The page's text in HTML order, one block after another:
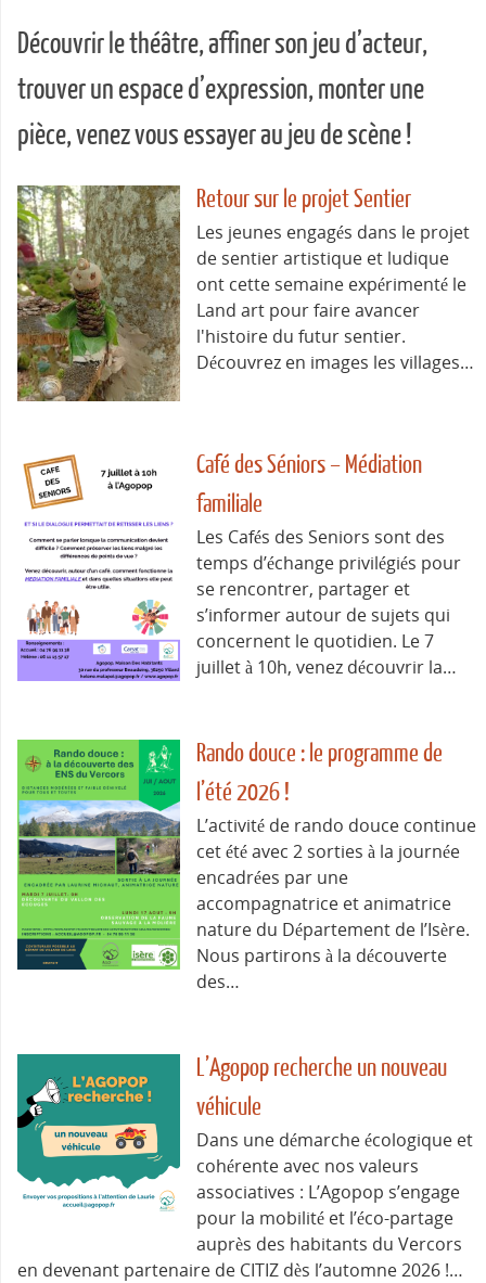
Découvrir le théâtre, affiner son jeu d’acteur,
trouver un espace d’expression, monter une
pièce, venez vous essayer au jeu de scène !
Retour sur le projet Sentier
Les jeunes engagés dans le projet
de sentier artistique et ludique
ont cette semaine expérimenté le
Land art pour faire avancer
l'histoire du futur sentier.
Découvrez en images les villages…
Café des Séniors – Médiation
familiale
Les Cafés des Seniors sont des
temps d’échange privilégiés pour
se rencontrer, partager et
s’informer autour de sujets qui
concernent le quotidien. Le 7
juillet à 10h, venez découvrir la…
Rando douce : le programme de
l’été 2026 !
L’activité de rando douce continue
cet été avec 2 sorties à la journée
encadrées par une
accompagnatrice et animatrice
nature du Département de l’Isère.
Nous partirons à la découverte
des…
L’Agopop recherche un nouveau
véhicule
Dans une démarche écologique et
cohérente avec nos valeurs
associatives : L’Agopop s’engage
pour la mobilité et l’éco-partage
auprès des habitants du Vercors
en devenant partenaire de CITIZ dès l’automne 2026 !…